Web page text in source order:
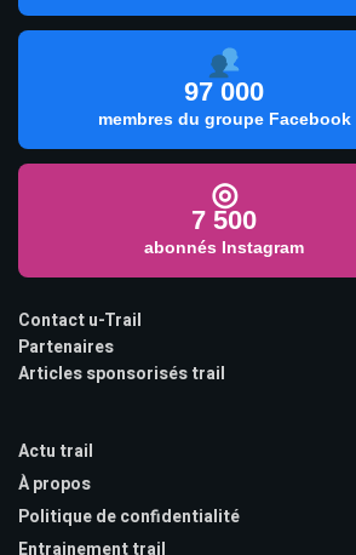
97 000
membres du groupe Facebook
◎
7 500
abonnés Instagram
Contact u-Trail
Partenaires
Articles sponsorisés trail
Actu trail
À propos
Politique de confidentialité